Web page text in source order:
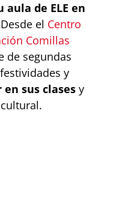
de ELE en
el Centro
Comillas
de segundas
y
sus clases y